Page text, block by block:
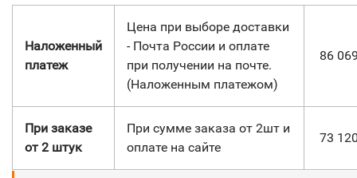
Наложенный
платеж
Цена при выборе доставки
- Почта России и оплате
при получении на почте.
(Наложенным платежом)
86
При заказе
от 2 штук
При сумме заказа от 2шт и
оплате на сайте
73